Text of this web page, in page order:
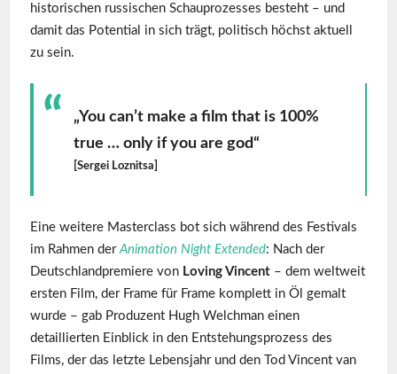
historischen russischen Schauprozesses besteht – und
damit das Potential in sich trägt, politisch höchst aktuell
zu sein.
„You can’t make a film that is 100%
true … only if you are god“
[Sergei Loznitsa]
Eine weitere Masterclass bot sich während des Festivals
im Rahmen der Animation Night Extended: Nach der
Deutschlandpremiere von Loving Vincent– dem weltweit
ersten Film, der Frame für Frame komplett in Öl gemalt
wurde – gab Produzent Hugh Welchman einen
detaillierten Einblick in den Entstehungsprozess des
Films, der das letzte Lebensjahr und den Tod Vincent van